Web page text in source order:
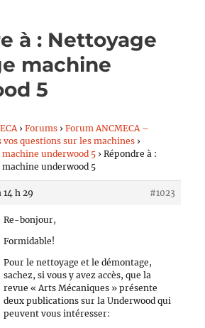
à : Nettoyage
machine
5
› Forums › Forum ANCMECA –
vos questions sur les machines ›
underwood 5 › Répondre à :
underwood 5
14 h 29
#1023
Re-bonjour,
Formidable!
Pour le nettoyage et le démontage,
sachez, si vous y avez accès, que la
revue « Arts Mécaniques » présente
deux publications sur la Underwood qui
peuvent vous intéresser: